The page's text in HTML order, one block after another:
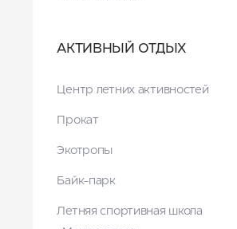
АКТИВНЫЙ ОТДЫХ
Центр летних активностей
Прокат
Экотропы
Байк-парк
Летняя спортивная школа